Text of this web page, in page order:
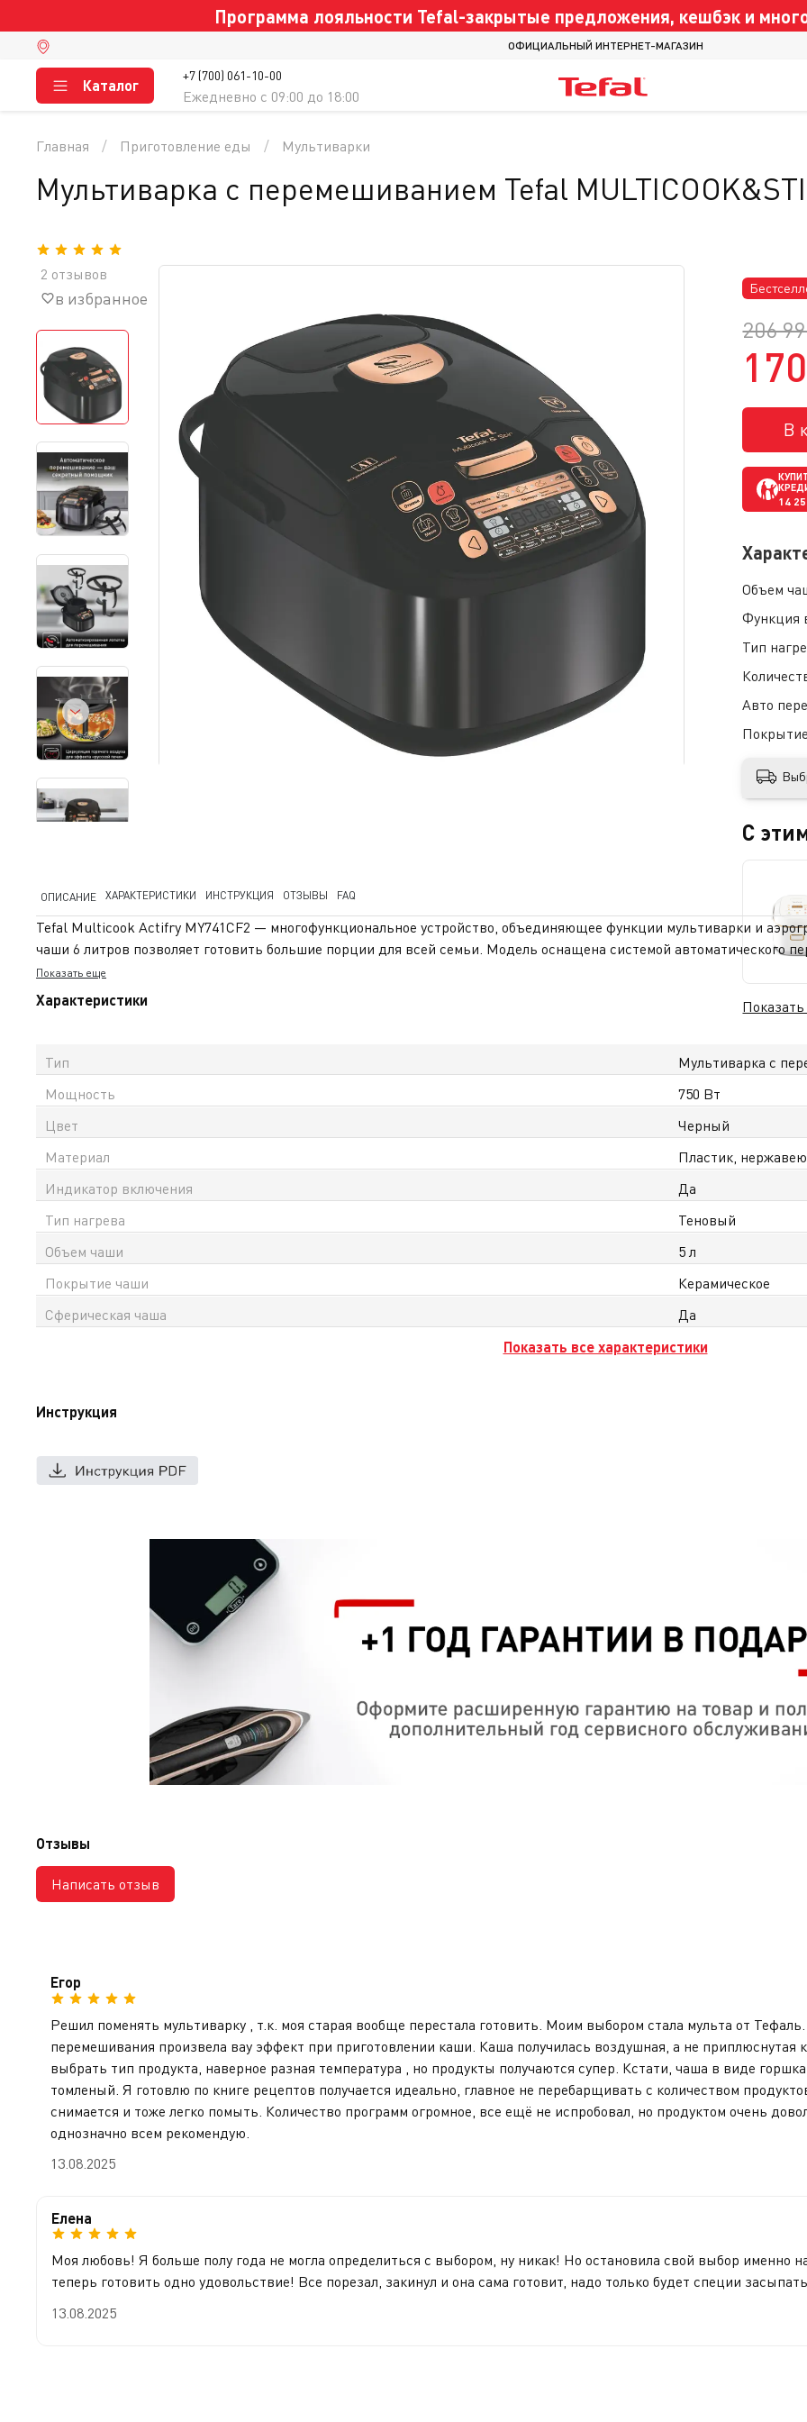
Программа лояльности Tefal-закрытые предложения, кешбэк и
ОФИЦИАЛЬНЫЙ ИНТЕРНЕТ-МАГАЗИН
+7 (700) 061-10-00
Ежедневно c 09:00 до 18:00
Каталог
206
В
14
Объем
Функция
Тип
Авто
С
Главная Приготовление еды Мультиварки
Мультиварка с перемешиванием Tefal
2 отзывов
в избранное
ОПИСАНИЕ ХАРАКТЕРИСТИКИ ИНСТРУКЦИЯ ОТЗЫВЫ FAQ
Tefal Multicook Actifry MY741CF2 — многофункциональное устройство, объединяющее функции мультиварки и
чаши 6 литров позволяет готовить большие порции для всей семьи. Модель оснащена системой автоматического
равномерное распределение тепла и предотвращает пригорание продуктов во время приготовления. Поддержка
рекомендациям по приготовлению, адаптированным под устройство. Антипригарное покрытие облегчает
посудомоечной машине. Серия Multicook Actifry сочетает функциональность, удобство и современные технологии
Показать еще
Характеристики
Тип
Мультиварка с
Мощность
750 Вт
Цвет
Черный
Материал
Пластик,
Индикатор включения
Да
Тип нагрева
Теновый
Объем чаши
5 л
Покрытие чаши
Керамическое
Сферическая чаша
Да
Показать все характеристики
Инструкция
Отзывы
Написать отзыв
Егор
Решил поменять мультиварку , т.к. моя старая вообще перестала готовить. Моим выбором стала мульта от
перемешивания произвела вау эффект при приготовлении каши. Каша получилась воздушная, а не приплюснутая
выбрать тип продукта, наверное разная температура , но продукты получаются супер. Кстати, чаша в виде
томленый. Я готовлю по книге рецептов получается идеально, главное не перебарщивать с количеством
снимается и тоже легко помыть. Количество программ огромное, все ещё не испробовал, но продуктом очень
однозначно всем рекомендую.
13.08.2025
Елена
Моя любовь! Я больше полу года не могла определиться с выбором, ну никак! Но остановила свой выбор именно
теперь готовить одно удовольствие! Все порезал, закинул и она сама готовит, надо только будет специи
13.08.2025